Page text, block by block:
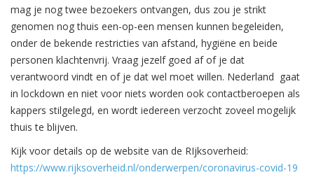
mag je nog twee bezoekers ontvangen, dus zou je strikt
genomen nog thuis een-op-een mensen kunnen begeleiden,
onder de bekende restricties van afstand, hygiëne en beide
personen klachtenvrij. Vraag jezelf goed af of je dat
verantwoord vindt en of je dat wel moet willen. Nederland gaat
in lockdown en niet voor niets worden ook contactberoepen als
kappers stilgelegd, en wordt iedereen verzocht zoveel mogelijk
thuis te blijven.
Kijk voor details op de website van de RIjksoverheid:
https://www.rijksoverheid.nl/onderwerpen/coronavirus-covid-19